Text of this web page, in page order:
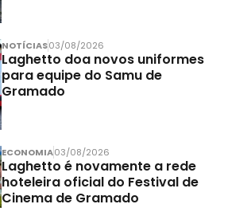
NOTÍCIAS03/08/2026
Laghetto doa novos uniformes
para equipe do Samu de
Gramado
ECONOMIA03/08/2026
Laghetto é novamente a rede
hoteleira oficial do Festival de
Cinema de Gramado